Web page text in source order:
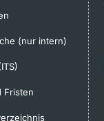
(nur intern)
Fristen